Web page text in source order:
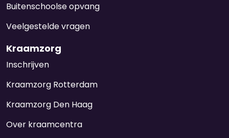
Buitenschoolse opvang
Veelgestelde vragen
Kraamzorg
Inschrijven
Kraamzorg Rotterdam
Kraamzorg Den Haag
Over kraamcentra